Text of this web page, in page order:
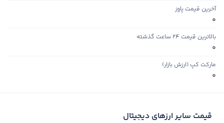
آخرین قیمت پاوز
0
بالاترین قیمت ۲۴ ساعت گذشته
0
مارکت کپ (ارزش بازار)
0
قیمت سایر ارزهای دیجیتال